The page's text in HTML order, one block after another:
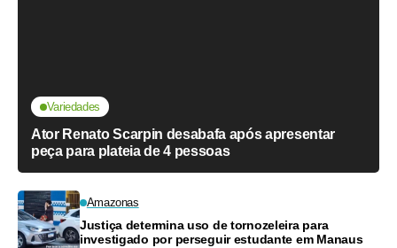
Variedades
Ator Renato Scarpin desabafa após apresentar
peça para plateia de 4 pessoas
Amazonas
Justiça determina uso de tornozeleira para
investigado por perseguir estudante em Manaus